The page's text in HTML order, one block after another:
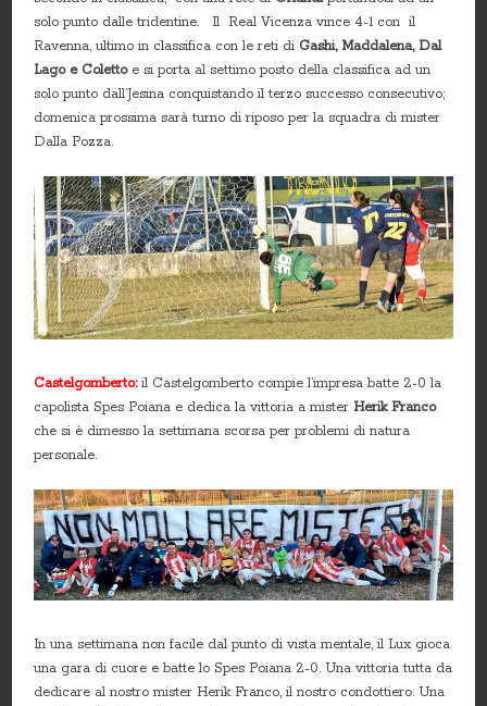
solo punto dalle tridentine. Il Real Vicenza vince 4-1 con il
Ravenna, ultimo in classifica con le reti di Gashi, Maddalena, Dal
Lago e Colettoe si porta al settimo posto della classifica ad un
solo punto dall’Jesina conquistando il terzo successo consecutivo;
domenica prossima sarà turno di riposo per la squadra di mister
Dalla Pozza.
Castelgomberto: il Castelgomberto compie l’impresa batte 2-0 la
capolista Spes Poiana e dedica la vittoria a misterHerik Franco
che si è dimesso la settimana scorsa per problemi di natura
personale.
In una settimana non facile dal punto di vista mentale, il Lux gioca
una gara di cuore e batte lo Spes Poiana 2-0. Una vittoria tutta da
dedicare al nostro mister Herik Franco, il nostro condottiero. Una